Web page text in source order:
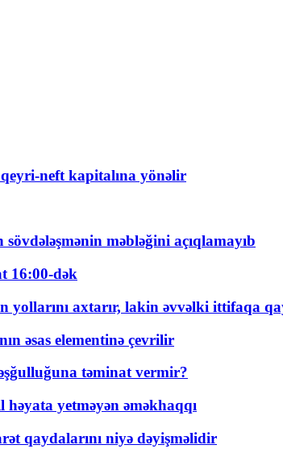
neft kapitalına yönəlir
məbləğini açıqlamayıb
16:00-dək
axtarır, lakin əvvəlki ittifaqa
əsas elementinə çevrilir
təminat vermir?
yetməyən əməkhaqqı
qaydalarını niyə dəyişməlidir